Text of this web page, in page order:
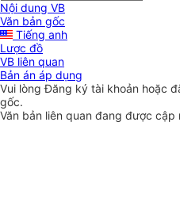
Nội dung VB
Văn bản gốc
Tiếng anh
Lược đồ
VB liên quan
Bản án áp dụng
Vui lòngĐăng ký tài khoản hoặc
gốc.
Văn bản liên quan đang được cập